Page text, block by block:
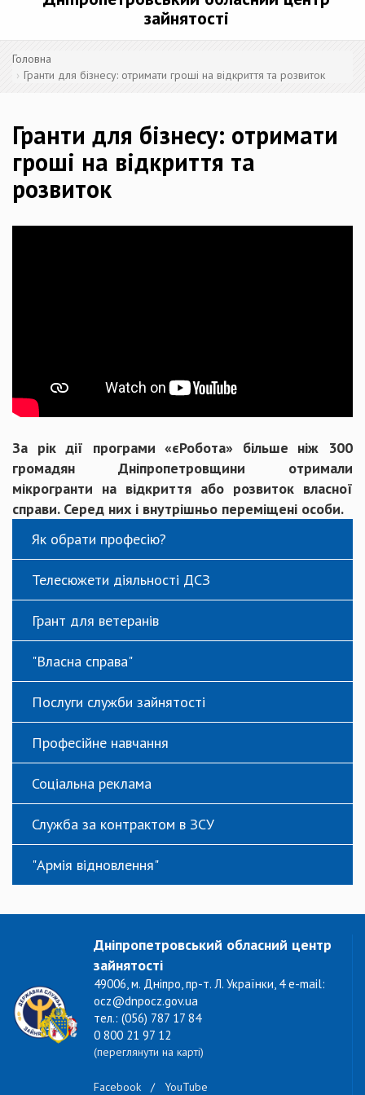
зайнятості
Головна
Гранти для бізнесу: отримати гроші на відкриття та розвиток
Гранти для бізнесу: отримати
гроші на відкриття та
розвиток
За рік дії програми «єРобота» більше ніж 300
громадян Дніпропетровщини отримали
мікрогранти на відкриття або розвиток власної
справи. Серед них і внутрішньо переміщені особи.
Як обрати професію?
Телесюжети діяльності ДСЗ
Грант для ветеранів
"Власна справа"
Послуги служби зайнятості
Професійне навчання
Соціальна реклама
Служба за контрактом в ЗСУ
"Армія відновлення"
Дніпропетровський обласний центр
зайнятості
49006, м. Дніпро, пр-т. Л. Українки, 4 e-mail:
ocz@dnpocz.gov.ua
тел.: (056) 787 17 84
0 800 21 97 12
(переглянути на карті)
Facebook / YouTube